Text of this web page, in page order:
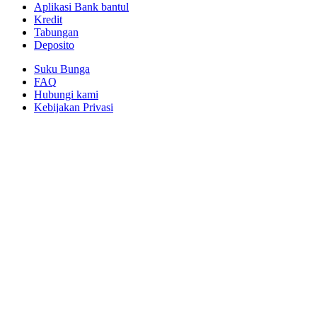
Aplikasi Bank bantul
Kredit
Tabungan
Deposito
Suku Bunga
FAQ
Hubungi kami
Kebijakan Privasi